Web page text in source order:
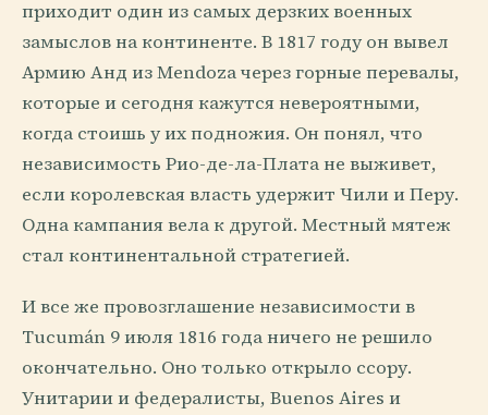
приходит один из самых дерзких военных
замыслов на континенте. В 1817 году он вывел
Армию Анд из Mendoza через горные перевалы,
которые и сегодня кажутся невероятными,
когда стоишь у их подножия. Он понял, что
независимость Рио-де-ла-Плата не выживет,
если королевская власть удержит Чили и Перу.
Одна кампания вела к другой. Местный мятеж
стал континентальной стратегией.
И все же провозглашение независимости в
Tucumán 9 июля 1816 года ничего не решило
окончательно. Оно только открыло ссору.
Унитарии и федералисты, Buenos Aires и